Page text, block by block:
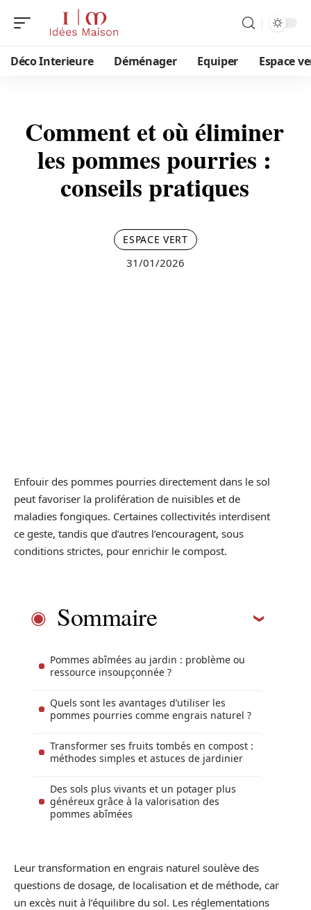
Déco Interieure Déménager Equiper Espace
Comment et où éliminer
les pommes pourries :
conseils pratiques
ESPACE VERT
31/01/2026
Enfouir des pommes pourries directement dans le sol
peut favoriser la prolifération de nuisibles et de
maladies fongiques. Certaines collectivités interdisent
ce geste, tandis que d’autres l’encouragent, sous
conditions strictes, pour enrichir le compost.
Sommaire
Pommes abîmées au jardin : problème ou
ressource insoupçonnée ?
Quels sont les avantages d’utiliser les
pommes pourries comme engrais naturel ?
Transformer ses fruits tombés en compost :
méthodes simples et astuces de jardinier
Des sols plus vivants et un potager plus
généreux grâce à la valorisation des
pommes abîmées
Leur transformation en engrais naturel soulève des
questions de dosage, de localisation et de méthode, car
un excès nuit à l’équilibre du sol. Les réglementations